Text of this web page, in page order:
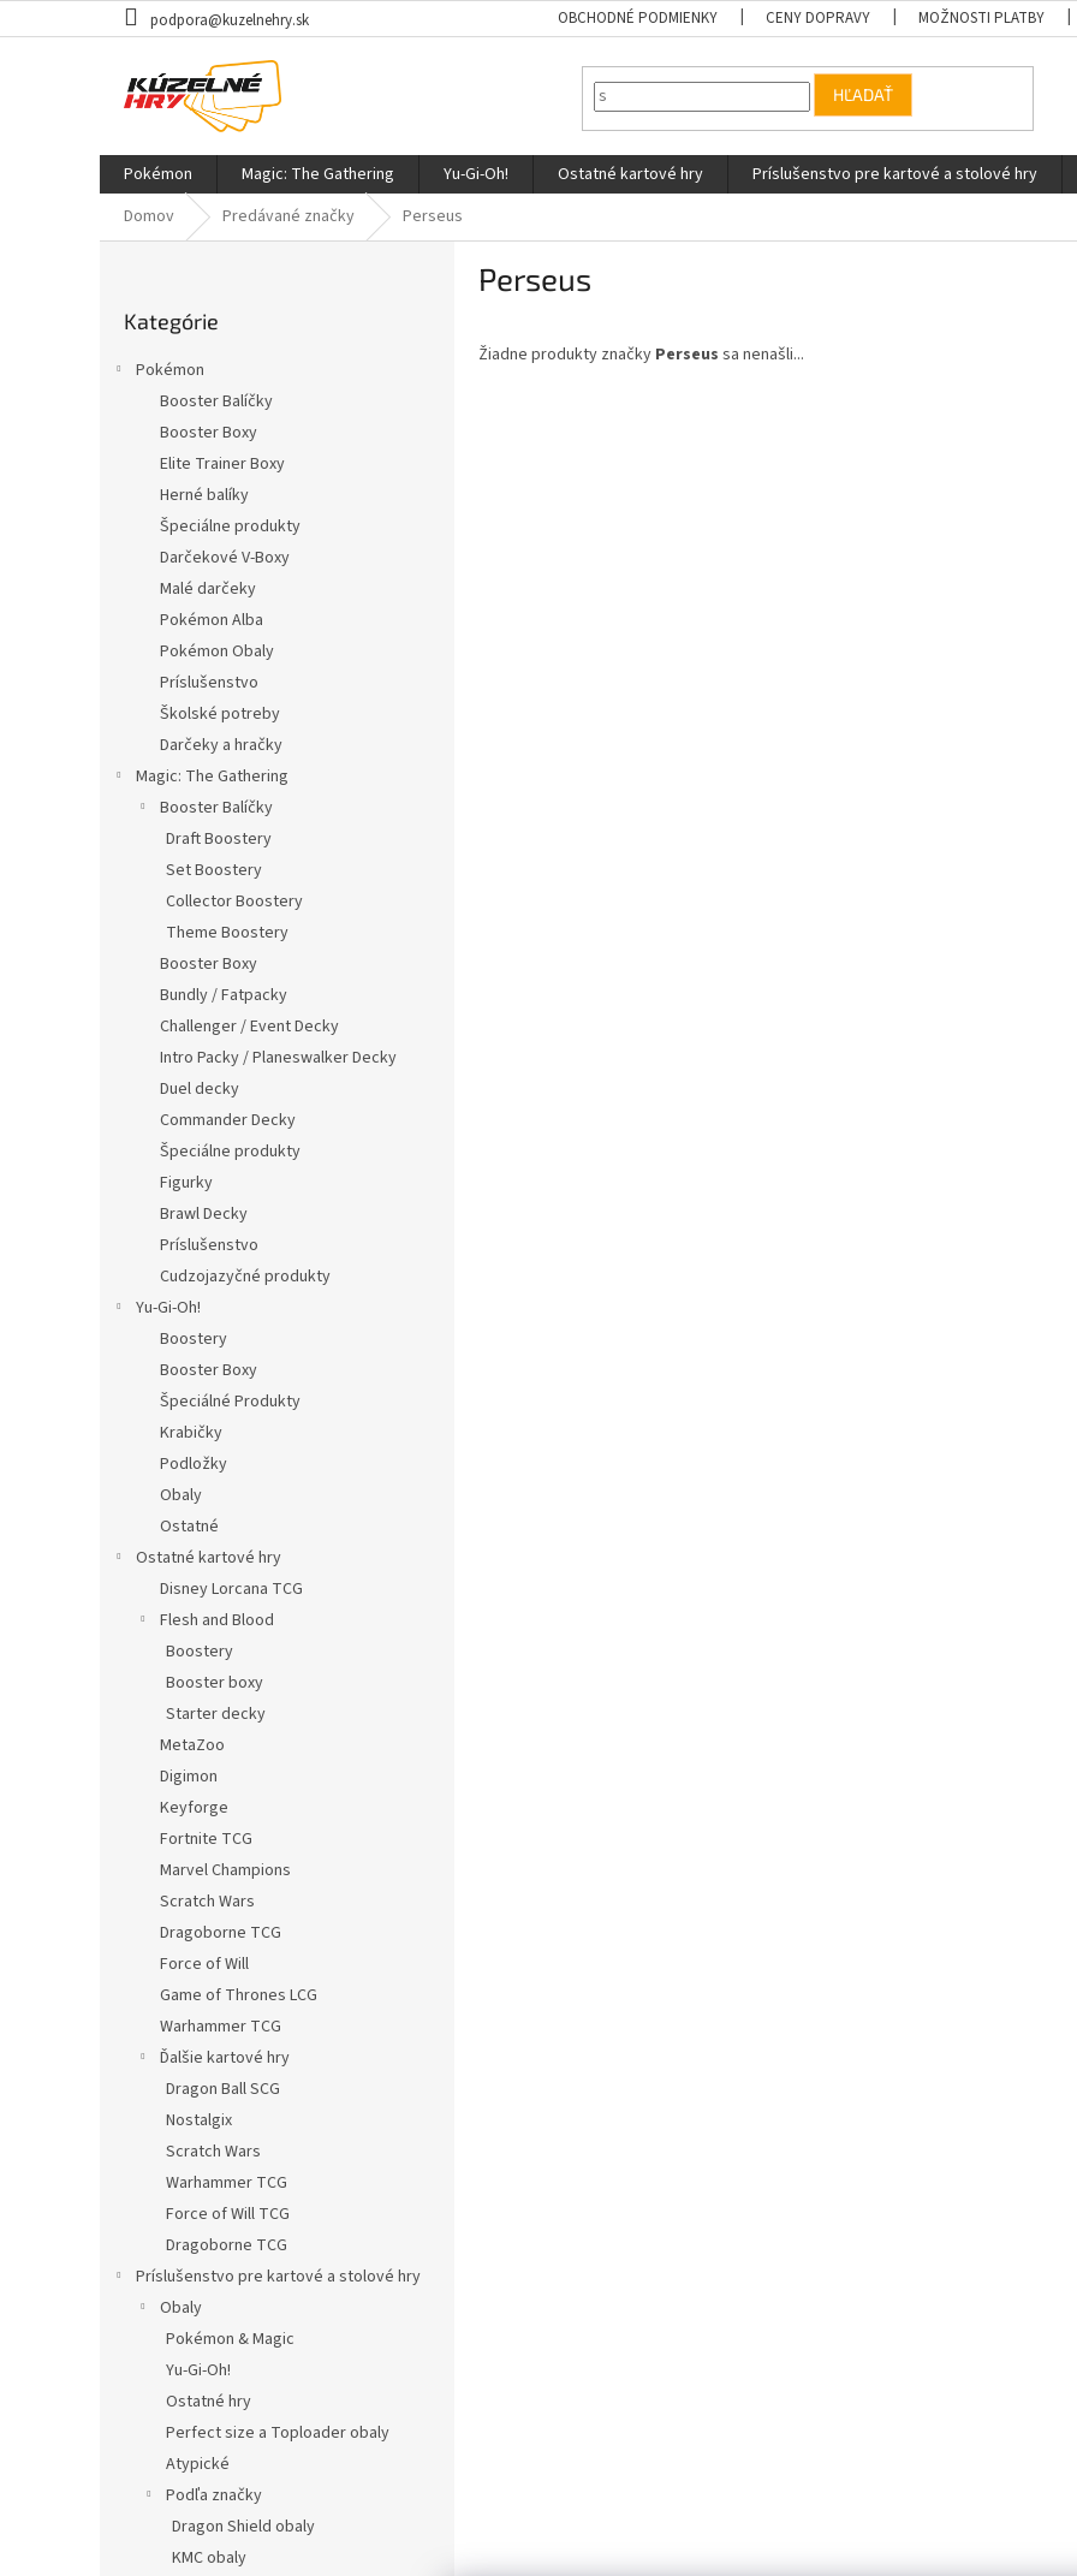
na
podpora@kuzelnehry.sk OBCHODNÉ PODMIENKY CENY DOPRAVY MOŽNOSTI PLATBY
HĽADAŤ
Pokémon Magic: The Gathering Yu-Gi-Oh! Ostatné kartové hry Príslušenstvo pre kartové a stolové hry
Domov
Predávané značky Perseus
kategórie
Kategórie
Pokémon
Booster Balíčky
Booster Boxy
Elite Trainer Boxy
Herné balíky
Špeciálne produkty
Darčekové V-Boxy
Malé darčeky
Pokémon Alba
Pokémon Obaly
Príslušenstvo
Školské potreby
Darčeky a hračky
Magic: The Gathering
Booster Balíčky
Draft Boostery
Set Boostery
Collector Boostery
Theme Boostery
Booster Boxy
Bundly / Fatpacky
Challenger / Event Decky
Intro Packy / Planeswalker Decky
Duel decky
Commander Decky
Špeciálne produkty
Figurky
Brawl Decky
Príslušenstvo
Cudzojazyčné produkty
Yu-Gi-Oh!
Boostery
Booster Boxy
Špeciálné Produkty
Krabičky
Podložky
Obaly
Ostatné
Ostatné kartové hry
Disney Lorcana TCG
Flesh and Blood
Boostery
Booster boxy
Starter decky
MetaZoo
Digimon
Keyforge
Fortnite TCG
Marvel Champions
Scratch Wars
Dragoborne TCG
Force of Will
Game of Thrones LCG
Warhammer TCG
Ďalšie kartové hry
Dragon Ball SCG
Nostalgix
Scratch Wars
Warhammer TCG
Force of Will TCG
Dragoborne TCG
Príslušenstvo pre kartové a stolové hry
Obaly
Pokémon & Magic
Yu-Gi-Oh!
Ostatné hry
Perfect size a Toploader obaly
Atypické
Podľa značky
Dragon Shield obaly
KMC obaly
Perseus
Žiadne produkty značky Perseus sa nenašli...